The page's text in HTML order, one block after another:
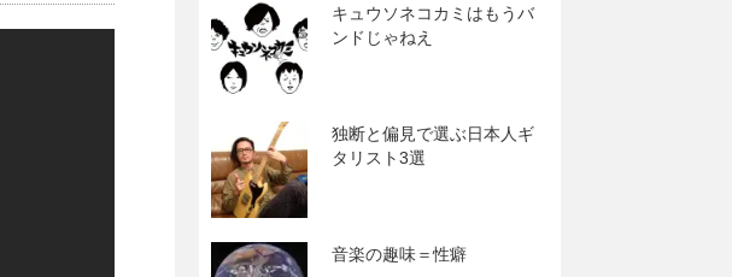
キュウソネコカミはもうバ
ンドじゃねえ
独断と偏見で選ぶ日本人ギ
タリスト3選
音楽の趣味＝性癖